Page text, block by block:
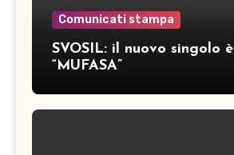
Comunicati stampa
SVOSIL: il nuovo singolo è
“MUFASA”